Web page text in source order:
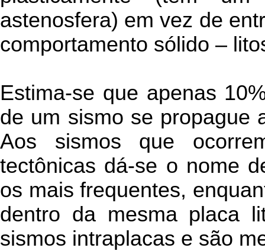
astenosfera) em vez de
comportamento sólido –
Estima-se que apenas
de um sismo se propague
Aos sismos que
tectônicas dá-se o nome
os mais frequentes,
dentro da mesma placa
sismos intraplacas e são